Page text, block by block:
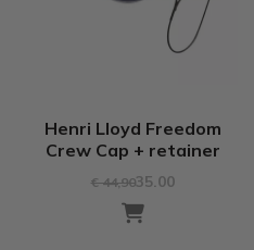
Henri Lloyd Freedom
Crew Cap + retainer
€ 44,9035.00